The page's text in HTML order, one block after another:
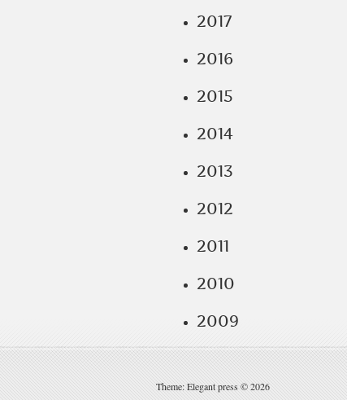
2017
2016
2015
2014
2013
2012
2011
2010
2009
Theme: Elegant press © 2026